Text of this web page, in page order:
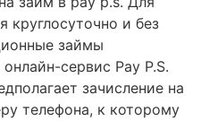
круглосуточно и без
займы
сервис Pay P.S.
зачисление на
телефона, к которому